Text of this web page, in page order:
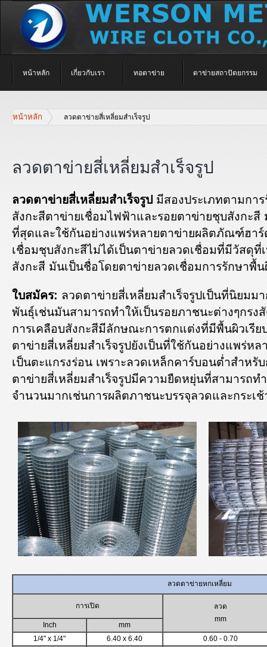
หน้าหลัก เกี่ยวกับเรา ทอตาข่าย ตาข่ายสถาปัตยกรรม
หน้าหลัก ลวดตาข่ายสี่เหลี่ยมสำเร็จรูป
ลวดตาข่ายสี่เหลี่ยมสำเร็จรูป
ลวดตาข่ายสี่เหลี่ยมสำเร็จรูป มีสองประเภทตามกา
สังกะสีตาข่ายเชื่อมไฟฟ้าและรอยตาข่ายชุบสังกะสี
ที่สุดและใช้กันอย่างแพร่หลายตาข่ายผลิตภัณฑ์ฮา
เชื่อมชุบสังกะสีไม่ได้เป็นตาข่ายลวดเชื่อมที่มีวัสดุที่
สังกะสี มันเป็นชื่อโดยตาข่ายลวดเชื่อมการรักษาพื้น
ใบสมัคร: ลวดตาข่ายสี่เหลี่ยมสำเร็จรูปเป็นที่นิยมม
พันธุ์เช่นมันสามารถทำให้เป็นรอยภาชนะต่างๆกรง
การเคลือบสังกะสีมีลักษณะการตกแต่งที่มีพื้นผิวเรี
ตาข่ายสี่เหลี่ยมสำเร็จรูปยังเป็นที่ใช้กันอย่างแพร่ห
เป็นตะแกรงร่อน เพราะลวดเหล็กคาร์บอนต่ำสำห
ตาข่ายสี่เหลี่ยมสำเร็จรูปมีความยืดหยุ่นที่สามารถท
จำนวนมากเช่นการผลิตภาชนะบรรจุลวดและกระเช้
ลวดตาข่ายหกเหลี่ยม
การเปิด
ลวด
mm
Inch
mm
1/4" x 1/4"
6.40 x 6.40
0.60 - 0.70